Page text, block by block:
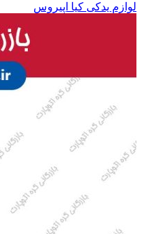
لوازم یدکی کیا اپیروس